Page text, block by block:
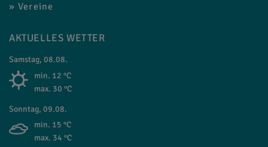
Vereine
AKTUELLES WETTER
Samstag, 08.08.
min. 12 °C
max. 30 °C
Sonntag, 09.08.
min. 15 °C
max. 34 °C